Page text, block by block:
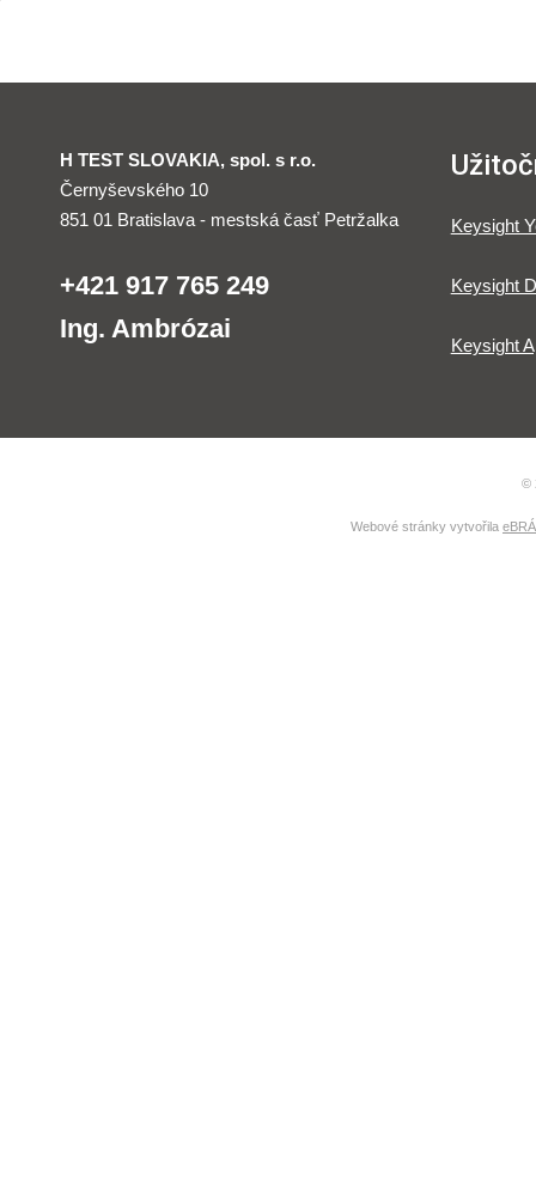
H TEST SLOVAKIA, spol. s r.o.
Černyševského 10
851 01 Bratislava - mestská časť Petržalka
+421 917 765 249
Ing. Ambrózai
Keysight
Keysight
Keysight
©
Webové stránky vytvořila